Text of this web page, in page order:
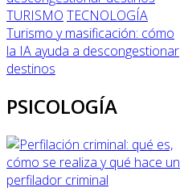
TURISMO TECNOLOGÍA
Turismo y masificación: cómo
la IA ayuda a descongestionar
destinos
PSICOLOGÍA